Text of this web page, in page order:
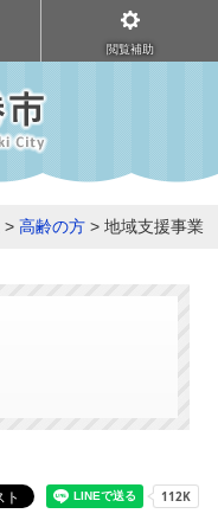
閲覧補助
> 高齢の方 > 地域支援事業